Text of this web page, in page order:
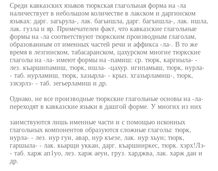
Среди кавказских языков тюркская глагольная форма на -ла
наличествует в небольшом количестве в лакском и даргинском
языках: дарг. загьрула-, лак. багьишла, дарг. багъишла-, лак. ишла,
лак. гузла и яр. Примечателен факт, что кавказские глагольные
формы на -ла соответствуют тюркским производным глаголам,
образованным от именных частей речи и аффикса -ла-. В то же
время в лезгинском, табасаранском, цахурском многие тюркские
глаголы на -ла- имеют формы на -памиш: ср. тюрк, каргиыла- -
лез. къаршипамиш, тюрк, ишла- -цахур. игипамыш, тюрк, нурла-
- таб. нурламиш, тюрк, хазырла- - крыз. хгазырламиш-, тюрк,
зэхэрлз- - таб. зегьерламиш и др.
Однако, не все производные тюркские глагольные основы иа -ла-
переходят в кавказские языки в дашгой форме. У многих из них
заимствуются лишь именные части и с помощью исконных
глагольных компонентов образуются сложные глаголы: тюрк,
нурла- - лез. нур гун, авар, нур къезе, лак. нур хьун; тюрк,
гаршыла- - лак. кьарщи уккан, дарг. къаршииркес, тюрк. хэрх!Лэ-
- таб. харж ап1уо, лез. харж аеун, груз. харджва, лак. харж дан и
др.